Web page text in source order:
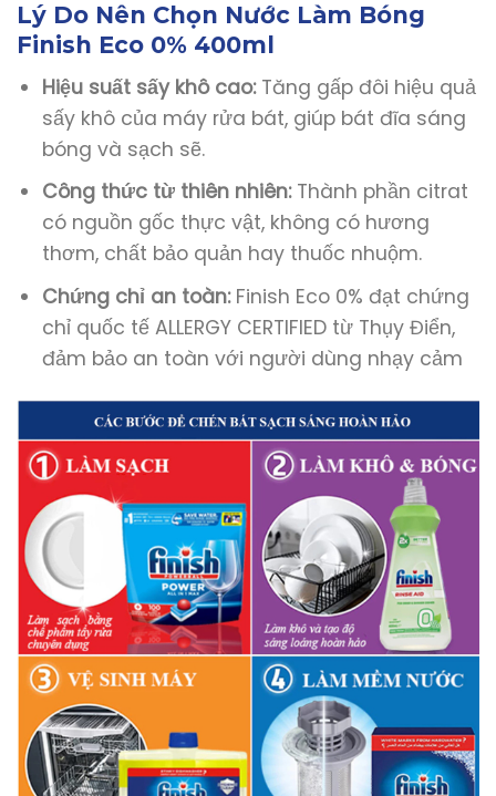
Lý Do Nên Chọn Nước Làm Bóng
Finish Eco 0% 400ml
Hiệu suất sấy khô cao:Tăng gấp đôi hiệu quả
sấy khô của máy rửa bát, giúp bát đĩa sáng
bóng và sạch sẽ.
Công thức từ thiên nhiên:Thành phần citrat
có nguồn gốc thực vật, không có hương
thơm, chất bảo quản hay thuốc nhuộm.
Chứng chỉ an toàn:Finish Eco 0% đạt chứng
chỉ quốc tế ALLERGY CERTIFIED từ Thụy Điển,
đảm bảo an toàn với người dùng nhạy cảm